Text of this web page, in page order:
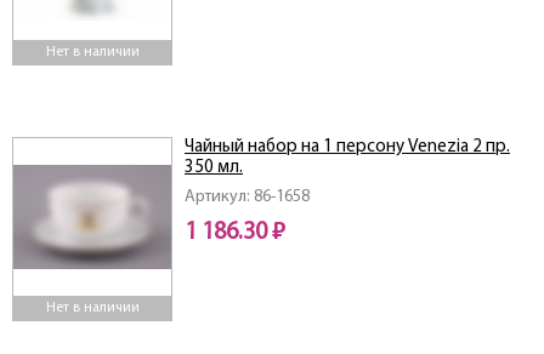
Нет в наличии
Нет в наличии
Артикул: 86-1658
Чайный набор на 1 персону Venezia 2 пр.
350 мл.
1 186.30 ₽